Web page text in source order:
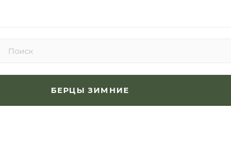
БЕРЦЫ ЗИМНИЕ